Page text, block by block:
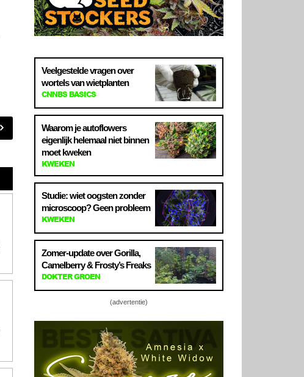
Veelgestelde vragen over
wortels van wietplanten
CNNBS BASICS
Waarom je autoflowers
eigenlijk helemaal niet binnen
moet kweken
KWEKEN
Studie: wiet oogsten zonder
microscoop? Geen probleem
KWEKEN
Zomer-update over Gorilla,
Camelberry & Frosty’s Freaks
DOKTER GROEN
(advertentie)